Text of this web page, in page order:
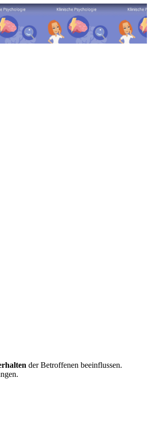
der Betroffenen beeinflussen.